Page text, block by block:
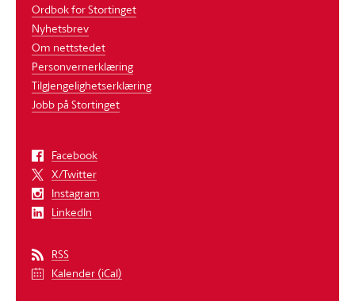
Ordbok for Stortinget
Nyhetsbrev
Om nettstedet
Personvernerklæring
Tilgjengelighetserklæring
Jobb på Stortinget
Facebook
X/Twitter
Instagram
LinkedIn
RSS
Kalender (iCal)